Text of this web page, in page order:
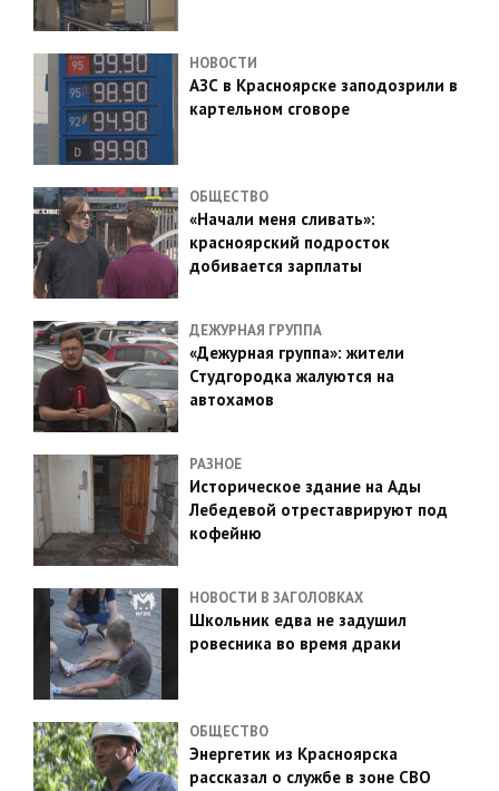
НОВОСТИ
АЗС в Красноярске заподозрили в
картельном сговоре
ОБЩЕСТВО
«Начали меня сливать»:
красноярский подросток
добивается зарплаты
ДЕЖУРНАЯ ГРУППА
«Дежурная группа»: жители
Студгородка жалуются на
автохамов
РАЗНОЕ
Историческое здание на Ады
Лебедевой отреставрируют под
кофейню
НОВОСТИ В ЗАГОЛОВКАХ
Школьник едва не задушил
ровесника во время драки
ОБЩЕСТВО
Энергетик из Красноярска
рассказал о службе в зоне СВО